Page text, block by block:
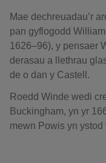
Mae dechreuadau’r
pan gyflogodd
1626–96), y pensaer
derasau a llethrau
de o dan y Castell.
Roedd Winde wedi
Buckingham, yn yr
mewn Powis yn ystod